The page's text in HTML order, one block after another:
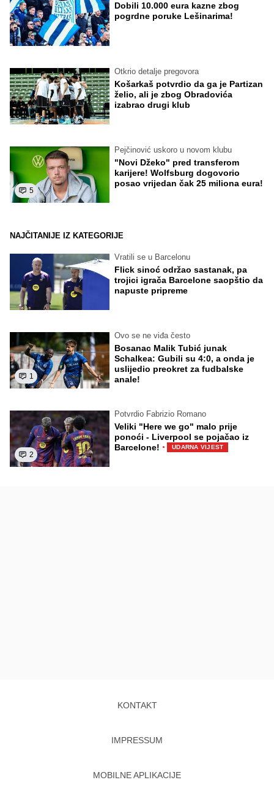
Dobili 10.000 eura kazne zbog
pogrdne poruke Lešinarima!
Otkrio detalje pregovora
Košarkaš potvrdio da ga je Partizan
želio, ali je zbog Obradovića
izabrao drugi klub
5
Pejčinović uskoro u novom klubu
"Novi Džeko" pred transferom
karijere! Wolfsburg dogovorio
posao vrijedan čak 25 miliona eura!
NAJČITANIJE IZ KATEGORIJE
Vratili se u Barcelonu
Flick sinoć održao sastanak, pa
trojici igrača Barcelone saopštio da
napuste pripreme
1
Ovo se ne viđa često
Bosanac Malik Tubić junak
Schalkea: Gubili su 4:0, a onda je
uslijedio preokret za fudbalske
anale!
2
Potvrdio Fabrizio Romano
Veliki "Here we go" malo prije
ponoći - Liverpool se pojačao iz
Barcelone! · UDARNA VIJEST
KONTAKT
IMPRESSUM
MOBILNE APLIKACIJE